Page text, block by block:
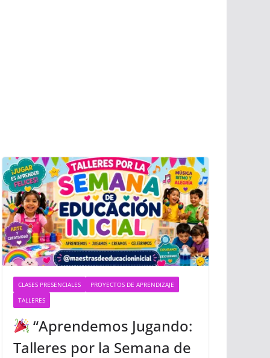
CLASES PRESENCIALES
PROYECTOS DE APRENDIZAJE
TALLERES
“Aprendemos Jugando:
Talleres por la Semana de